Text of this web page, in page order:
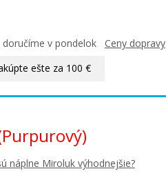
doručíme v pondelok Ceny dopravy
ešte za 100 €
náplne Miroluk výhodnejšie?